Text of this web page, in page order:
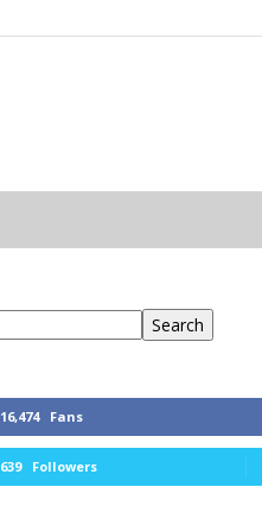
Search
16,474 Fans
639 Followers